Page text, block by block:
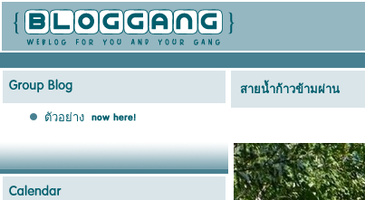
ตัวอย่าง
สายน้ำก้าวข้ามผ่าน